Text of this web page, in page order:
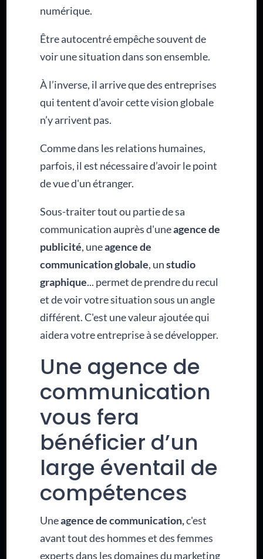
numérique.
Être autocentré empêche souvent de
voir une situation dans son ensemble.
À l’inverse, il arrive que des entreprises
qui tentent d’avoir cette vision globale
n’y arrivent pas.
Comme dans les relations humaines,
parfois, il est nécessaire d’avoir le point
de vue d'un étranger.
Sous-traiter tout ou partie de sa
communication auprès d'uneagence de
publicité, uneagence de
communication globale, unstudio
graphique... permet de prendre du recul
et de voir votre situation sous un angle
différent. C'est une valeur ajoutée qui
aidera votre entreprise à se développer.
Une agence de
communication
vous fera
bénéficier d’un
large éventail de
compétences
Uneagence de communication,c'est
avant tout des hommes et des femmes
experts dans les domaines du marketing